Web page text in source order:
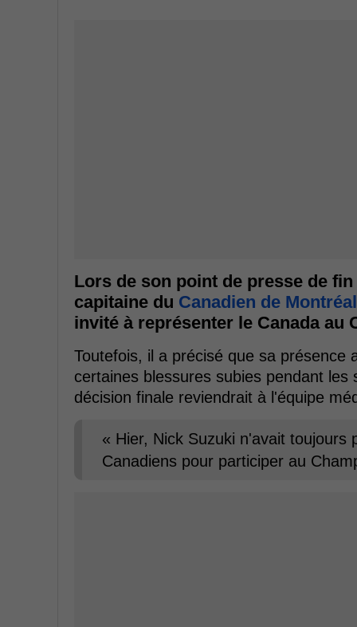
Lors de son point de presse de
capitaine du Canadien de Montréal
invité à représenter le Canada au
Toutefois, il a précisé que sa présence
certaines blessures subies pendant
décision finale reviendrait à l'équipe
« Hier, Nick Suzuki n'avait
Canadiens pour participer au